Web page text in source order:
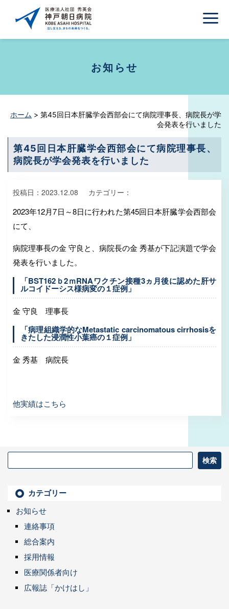
お知らせ
ホーム > 第45回日本肝臓学会西部会にて病院理事長、病院長が学
会発表を行いました
第45回日本肝臓学会西部会にて病院理事長、
病院長が学会発表を行いました
投稿日： 2023.12.08 カテゴリー：
2023年12月7日～8日に行われた第45回日本肝臓学会西部会
にて、
病院理事長の金 守良と、病院長の金 秀基が下記演題で学会
発表を行いました。
「BST162ｂ2ｍRNAワクチン接種3ヵ月後に認めた肝サ
ルコイドーシス様病変の１症例」
金 守良 理事長
「病理組織学的なMetastatic carcinomatous cirrhosisを
きたした浸潤性小葉癌の１症例」
金 秀基 病院長
他実績はこちら
カテゴリー
お知らせ
連絡事項
総合案内
採用情報
医療関係者向け
広報誌「かけはし」